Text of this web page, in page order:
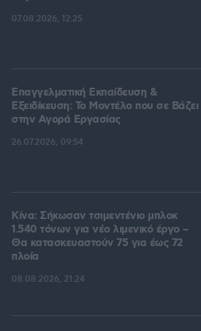
07.08.2026, 12:25
Επαγγελματική Εκπαίδευση &
Εξειδίκευση: Το Mοντέλο που σε Bάζει
στην Aγορά Eργασίας
26.07.2026, 09:54
Κίνα: Σήκωσαν τσιμεντένιο μπλοκ
1.540 τόνων για νέο λιμενικό έργο –
Θα κατασκευαστούν 75 για έως 72
πλοία
08.08.2026, 21:24